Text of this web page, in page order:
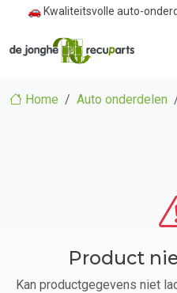
🚗 Kwaliteitsvolle auto-
Home Auto onderdelen
Product
Kan productgegevens niet